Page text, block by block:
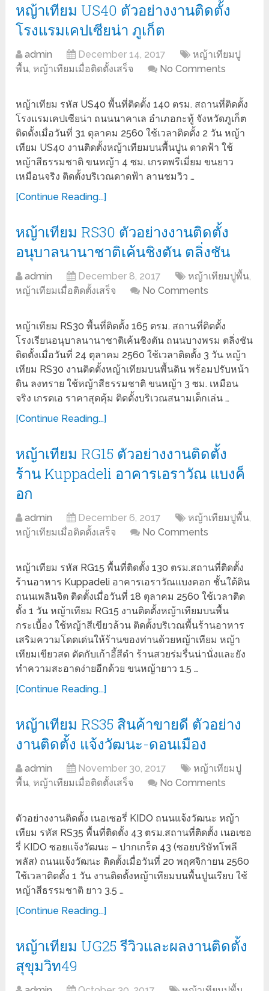
หญ้าเทียม US40 ตัวอย่างงานติดตั้ง
โรงแรมเคปเซียน่า ภูเก็ต
admin December 14, 2017
หญ้าเทียมปู
พื้น, หญ้าเทียมเมื่อติดตั้งเสร็จ No Comments
หญ้าเทียม รหัส US40 พื้นที่ติดตั้ง 140 ตรม. สถานที่ติดตั้ง
โรงแรมเคปเซียน่า ถนนนาคาเล อำเภอกะทู้ จังหวัดภูเก็ต
ติดตั้งเมื่อวันที่ 31 ตุลาคม 2560 ใช้เวลาติดตั้ง 2 วัน หญ้า
เทียม US40 งานติดตั้งหญ้าเทียมบนพื้นปูน ดาดฟ้า ใช้
หญ้าสีธรรมชาติ ขนหญ้า 4 ซม. เกรดพรีเมี่ยม ขนยาว
เหมือนจริง ติดตั้งบริเวณดาดฟ้า ลานชมวิว …
[Continue Reading...]
หญ้าเทียม RS30 ตัวอย่างงานติดตั้ง
อนุบาลนานาชาติเค้นชิงตัน ตลิ่งชัน
admin December 8, 2017 หญ้าเทียมปูพื้น,
หญ้าเทียมเมื่อติดตั้งเสร็จ
No Comments
หญ้าเทียม RS30 พื้นที่ติดตั้ง 165 ตรม. สถานที่ติดตั้ง
โรงเรียนอนุบาลนานาชาติเค้นชิงตัน ถนนบางพรม ตลิ่งชัน
ติดตั้งเมื่อวันที่ 24 ตุลาคม 2560 ใช้เวลาติดตั้ง 3 วัน หญ้า
เทียม RS30 งานติดตั้งหญ้าเทียมบนพื้นดิน พร้อมปรับหน้า
ดิน ลงทราย ใช้หญ้าสีธรรมชาติ ขนหญ้า 3 ซม. เหมือน
จริง เกรดเอ ราคาสุดคุ้ม ติดตั้งบริเวณสนามเด็กเล่น …
[Continue Reading...]
หญ้าเทียม RG15 ตัวอย่างงานติดตั้ง
ร้าน Kuppadeli อาคารเอราวัณ แบงค็
อก
admin December 6, 2017 หญ้าเทียมปูพื้น,
หญ้าเทียมเมื่อติดตั้งเสร็จ
No Comments
หญ้าเทียม รหัส RG15 พื้นที่ติดตั้ง 130 ตรม.สถานที่ติดตั้ง
ร้านอาหาร Kuppadeli อาคารเอราวัณแบงคอก ชั้นใต้ดิน
ถนนเพลินจิต ติดตั้งเมื่อวันที่ 18 ตุลาคม 2560 ใช้เวลาติด
ตั้ง 1 วัน หญ้าเทียม RG15 งานติดตั้งหญ้าเทียมบนพื้น
กระเบื้อง ใช้หญ้าสีเขียวล้วน ติดตั้งบริเวณพื้นร้านอาหาร
เสริมความโดดเด่นให้ร้านของท่านด้วยหญ้าเทียม หญ้า
เทียมเขียวสด ตัดกับเก้าอี้สีดำ ร้านสวยร่มรื่นน่านั่งและยัง
ทำความสะอาดง่ายอีกด้วย ขนหญ้ายาว 1.5 …
[Continue Reading...]
หญ้าเทียม RS35 สินค้าขายดี ตัวอย่าง
งานติดตั้ง แจ้งวัฒนะ-ดอนเมือง
admin November 30, 2017
หญ้าเทียมปู
พื้น, หญ้าเทียมเมื่อติดตั้งเสร็จ No Comments
ตัวอย่างงานติดตั้ง เนอเซอรี่ KIDO ถนนแจ้งวัฒนะ หญ้า
เทียม รหัส RS35 พื้นที่ติดตั้ง 43 ตรม.สถานที่ติดตั้ง เนอเซอ
รี่ KIDO ซอยแจ้งวัฒนะ – ปากเกร็ด 43 (ซอยบริษัทโพลี
พลัส) ถนนแจ้งวัฒนะ ติดตั้งเมื่อวันที่ 20 พฤศจิกายน 2560
ใช้เวลาติดตั้ง 1 วัน งานติดตั้งหญ้าเทียมบนพื้นปูนเรียบ ใช้
หญ้าสีธรรมชาติ ยาว 3.5 …
[Continue Reading...]
หญ้าเทียม UG25 รีวิวและผลงานติดตั้ง
สุขุมวิท49